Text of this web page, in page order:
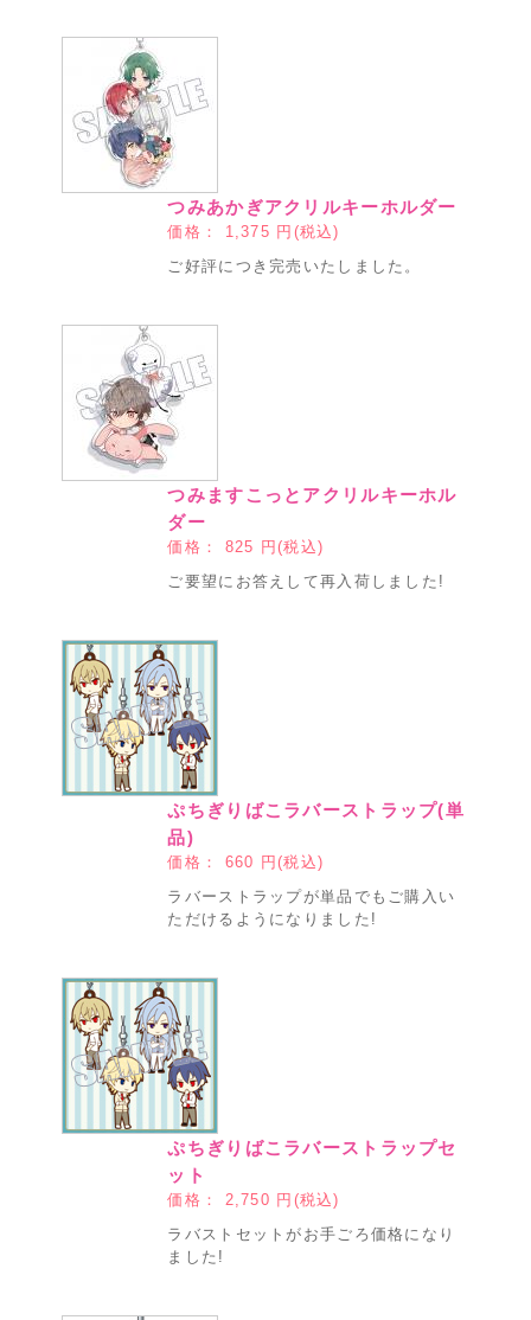
つみあかぎアクリルキーホルダー
価格： 1,375 円(税込)
ご好評につき完売いたしました。
つみますこっとアクリルキーホル
ダー
価格： 825 円(税込)
ご要望にお答えして再入荷しました!
ぷちぎりばこラバーストラップ(単
品)
価格： 660 円(税込)
ラバーストラップが単品でもご購入い
ただけるようになりました!
ぷちぎりばこラバーストラップセ
ット
価格： 2,750 円(税込)
ラバストセットがお手ごろ価格になり
ました!